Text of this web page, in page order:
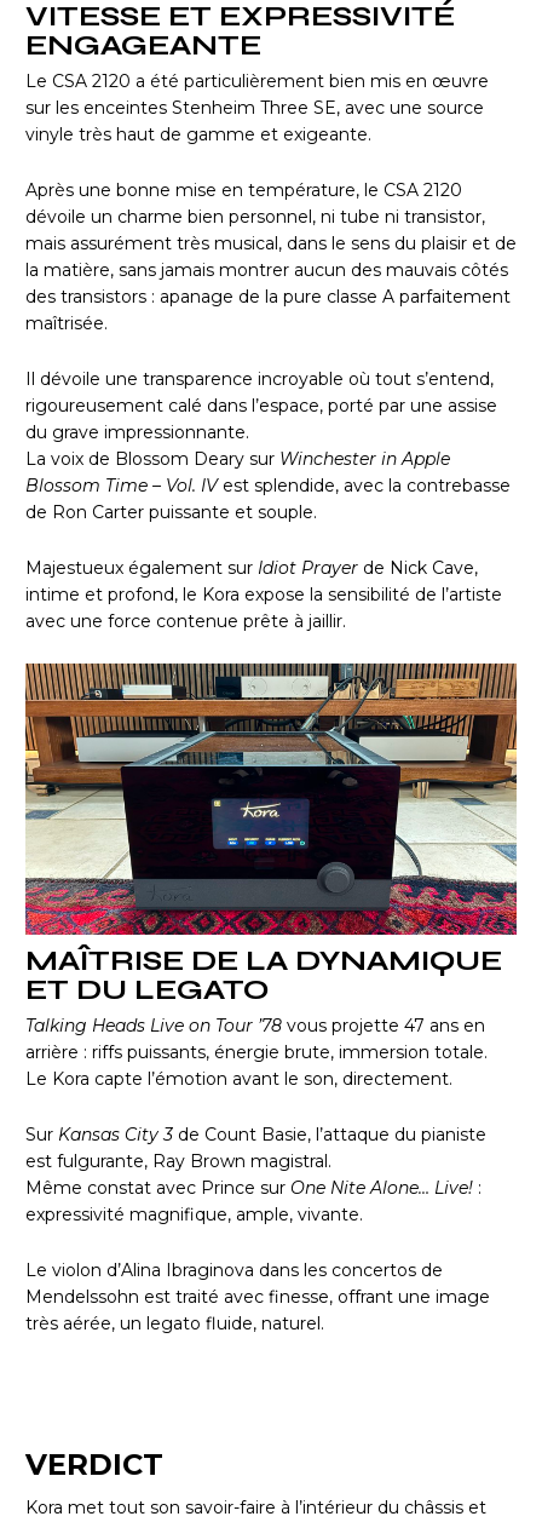
VITESSE ET EXPRESSIVITÉ
ENGAGEANTE
Le CSA 2120 a été particulièrement bien mis en œuvre
sur les enceintes Stenheim Three SE, avec une source
vinyle très haut de gamme et exigeante.
Après une bonne mise en température, le CSA 2120
dévoile un charme bien personnel, ni tube ni transistor,
mais assurément très musical, dans le sens du plaisir et de
la matière, sans jamais montrer aucun des mauvais côtés
des transistors : apanage de la pure classe A parfaitement
maîtrisée.
Il dévoile une transparence incroyable où tout s’entend,
rigoureusement calé dans l’espace, porté par une assise
du grave impressionnante.
La voix de Blossom Deary sur Winchester in Apple
Blossom Time – Vol. IVest splendide, avec la contrebasse
de Ron Carter puissante et souple.
Majestueux également sur Idiot Prayer de Nick Cave,
intime et profond, le Kora expose la sensibilité de l’artiste
avec une force contenue prête à jaillir.
MAÎTRISE DE LA DYNAMIQUE
ET DU LEGATO
Talking Heads Live on Tour ’78 vous projette 47 ans en
arrière : riffs puissants, énergie brute, immersion totale.
Le Kora capte l’émotion avant le son, directement.
Sur Kansas City 3 de Count Basie, l’attaque du pianiste
est fulgurante, Ray Brown magistral.
Même constat avec Prince sur One Nite Alone… Live! :
expressivité magnifique, ample, vivante.
Le violon d’Alina Ibraginova dans les concertos de
Mendelssohn est traité avec finesse, offrant une image
très aérée, un legato fluide, naturel.
VERDICT
Kora met tout son savoir-faire à l’intérieur du châssis et